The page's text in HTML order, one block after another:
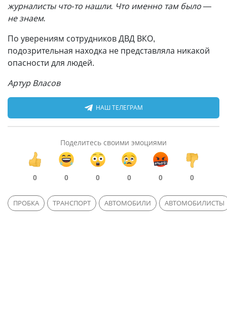
журналисты что-то нашли. Что именно там было —
не знаем.
По уверениям сотрудников ДВД ВКО,
подозрительная находка не представляла никакой
опасности для людей.
Артур Власов
НАШ ТЕЛЕГРАМ
Поделитесь своими эмоциями
0 0 0 0 0 0
ПРОБКА ТРАНСПОРТ АВТОМОБИЛИ АВТОМОБИЛИСТЫ